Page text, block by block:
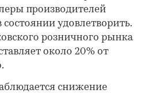
производителей
удовлетворить.
розничного рынка
около 20% от
снижение